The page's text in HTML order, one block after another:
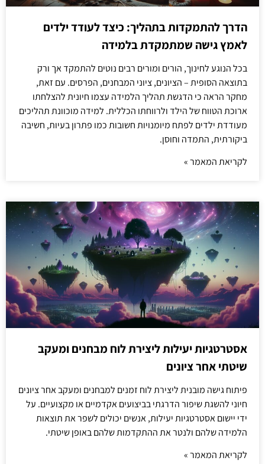
הדרך להתמקדות בתהליך: כיצד לעודד ילדים
לאמץ גישה שמתמקדת בלמידה
בכל הנוגע לחינוך, הורים ומורים רבים נוטים להתמקד אך ורק
בתוצאה הסופית – הציונים, ציוני המבחנים, הפרסים. עם זאת,
מחקר הראה כי הדגשת תהליך הלמידה עצמו חיונית להצלחתו
ארוכת הטווח של הילד ולרווחתו הכללית. למידה מוכוונת תהליכים
מעודדת ילדים לפתח מיומנויות חשובות כמו פתרון בעיות, חשיבה
ביקורתית, התמדה וחוסן.
לקריאת המאמר »
אסטרטגיות יעילות ליצירת לוח מבחנים ומעקב
שיטתי אחר ציונים
פיתוח גישה מובנית ליצירת לוח זמנים למבחנים ומעקב אחר ציונים
חיוני להשגת שיפור הדרגתי בביצועים אקדמיים או מקצועיים. על
ידי יישום אסטרטגיות יעילות, אנשים יכולים לשפר את תוצאות
הלמידה שלהם ולנטר את ההתקדמות שלהם באופן שיטתי.
לקריאת המאמר »